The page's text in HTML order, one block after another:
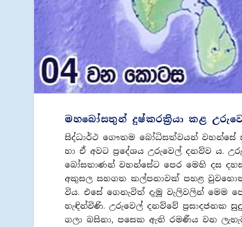
මහබෝසතුන් දුෂ්කරක්‍රියා කළ
සිද්ධාර්ථ ගෞතම බෝධිසත්වයන්
හා ඒ අවට ප්‍රදේශය උරුවෙල් දනව්ව ය.
බෝසතාණන් වහන්සේට පෙර මෙහි දස
අකුසල සහගත කල්පනාවක් පහළ
විය. එසේ ගෙනැවිත් දැමූ වැලිවලින් මෙම
හැඳින්විණි. උරුවෙල් දනව්වේ ප්‍රසාදජනක
ගලා බසිනා, පසෙක ඇති රමණීය වන